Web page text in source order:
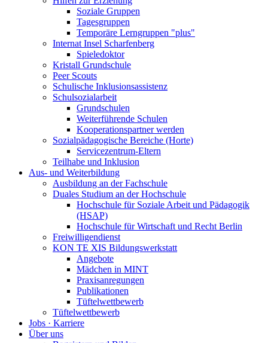
Soziale Gruppen
Tagesgruppen
Temporäre Lerngruppen "plus"
Internat Insel Scharfenberg
Spieledoktor
Kristall Grundschule
Peer Scouts
Schulische Inklusionsassistenz
Schulsozialarbeit
Grundschulen
Weiterführende Schulen
Kooperationspartner werden
Sozialpädagogische Bereiche (Horte)
Servicezentrum-Eltern
Teilhabe und Inklusion
Aus- und Weiterbildung
Ausbildung an der Fachschule
Duales Studium an der Hochschule
Hochschule für Soziale Arbeit und Pädagogik
(HSAP)
Hochschule für Wirtschaft und Recht Berlin
Freiwilligendienst
KON TE XIS Bildungswerkstatt
Angebote
Mädchen in MINT
Praxisanregungen
Publikationen
Tüftelwettbewerb
Tüftelwettbewerb
Jobs · Karriere
Über uns